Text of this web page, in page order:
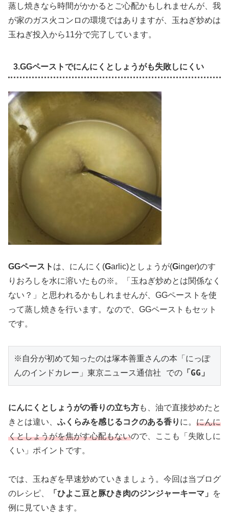
蒸し焼きなら時間がかかるとご心配かもしれませんが、我
が家のガス火コンロの環境ではありますが、玉ねぎ炒めは
玉ねぎ投入から11分で完了しています。
3.GGペーストでにんにくとしょうがも失敗しにくい
GGペースト は、にんにく(Garlic)としょうが(Ginger)のす
りおろしを水に溶いたもの※ 。「玉ねぎ炒めとは関係なく
ない？」と思われるかもしれませんが、GGペーストを使
って蒸し焼きを行います。なので、GGペーストもセット
です。
※自分が初めて知ったのは塚本善重さんの本「にっぽ
んのインドカレー」東京ニュース通信社 での 「GG」
にんにくとしょうがの香りの立ち方も、油で直接炒めたと
きとは違い、 ふくらみを感じるコクのある香り に。 にんに
くとしょうがを焦がす心配もないので、ここも「失敗しに
くい」ポイントです。
では、玉ねぎを早速炒めていきましょう。今回は当ブログ
のレシピ、
「ひよこ豆と豚ひき肉のジンジャーキーマ」
を
例に見ていきます。